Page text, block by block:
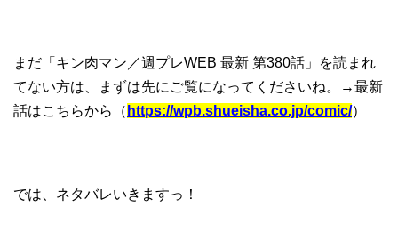
まだ「キン肉マン／週プレWEB 最新 第380話」を読まれ
てない方は、まずは先にご覧になってくださいね。→最新
話はこちらから（ https://wpb.shueisha.co.jp/comic/）
では、ネタバレいきますっ！